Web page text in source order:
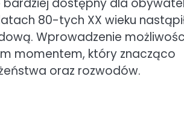
bardziej dostępny dla
80-tych XX wieku
Wprowadzenie
momentem, który znacząco
oraz rozwodów.